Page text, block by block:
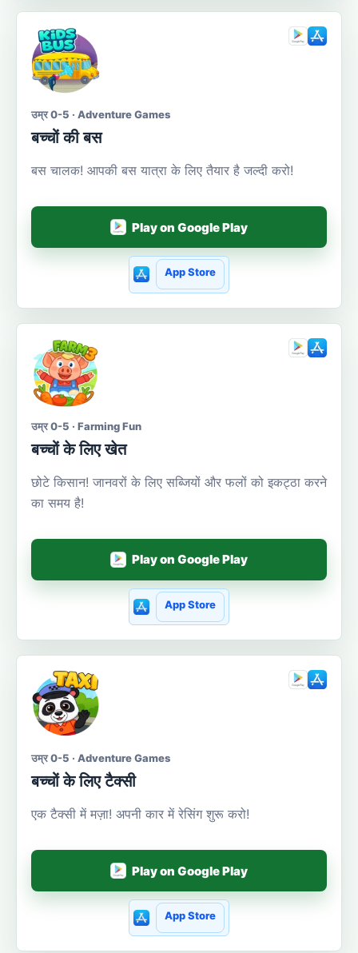
उम्र 0-5 · Adventure Games
बच्चों की बस
बस चालक! आपकी बस यात्रा के लिए तैयार है जल्दी करो!
Play on Google Play
App Store
उम्र 0-5 · Farming Fun
बच्चों के लिए खेत
छोटे किसान! जानवरों के लिए सब्जियों और फलों को इकट्ठा करने
का समय है!
Play on Google Play
App Store
उम्र 0-5 · Adventure Games
बच्चों के लिए टैक्सी
एक टैक्सी में मज़ा! अपनी कार में रेसिंग शुरू करो!
Play on Google Play
App Store